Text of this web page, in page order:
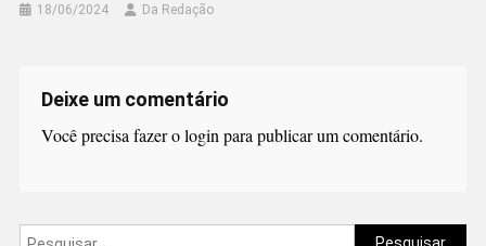
18/06/2024 Da Redação
Deixe um comentário
Você precisa fazer ologin para publicar um comentário.
Pesquisar